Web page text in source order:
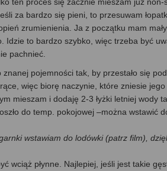
za bardzo się pieni, to przesuwam
zrumienienia. Ja z początku mam
Idzie to bardzo szybko, więc trzeba być
pachnieć.
pojemności tak, by przestało się
więc biorę naczynie, które zniesie jego
mieszam i dodaję 2-3 łyżki letniej wody
do temp. pokojowej –można wstawić
wstawiam do lodówki (patrz film),
wciąż płynne. Najlepiej, jeśli jest takie